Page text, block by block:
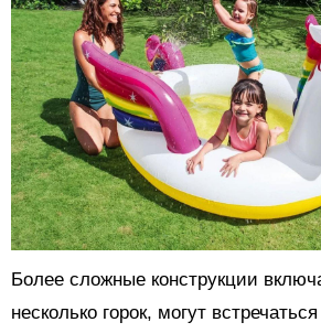
Более сложные конструкции
несколько горок, могут